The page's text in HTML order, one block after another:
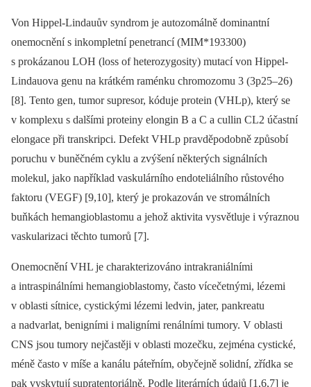
Von Hippel-Lindauův syndrom je auto­zomálně dominantní
onemocnění s inkompletní penetrancí (MIM*193300)
s prokázanou LOH (loss of heterozygosity) mutací von Hippel-
Lindauova genu na krátkém raménku chromozomu 3 (3p25–26)
[8]. Tento gen, tumor supresor, kóduje protein (VHLp), který se
v komplexu s dalšími proteiny elongin B a C a cullin CL2 účastní
elongace při transkripci. Defekt VHLp pravděpodobně způsobí
poruchu v buněčném cyklu a zvýšení některých signálních
molekul, jako například vaskulárního endoteliálního růstového
faktoru (VEGF) [9,10], který je prokazován ve stromálních
buňkách hemangioblastomu a jehož aktivita vysvětluje i výraznou
vaskularizaci těchto tumorů [7].
Onemocnění VHL je charakterizováno intrakraniálními
a intraspinálními hemangioblastomy, často vícečetnými, lézemi
v oblasti sítnice, cystickými lézemi ledvin, jater, pankreatu
a nadvarlat, benigními i maligními renálními tumory. V oblasti
CNS jsou tumory nejčastěji v oblasti mozečku, zejména cystické,
méně často v míše a kanálu páteřním, obyčejně solidní, zřídka se
pak vyskytují supratentoriálně. Podle literárních údajů [1,6,7] je